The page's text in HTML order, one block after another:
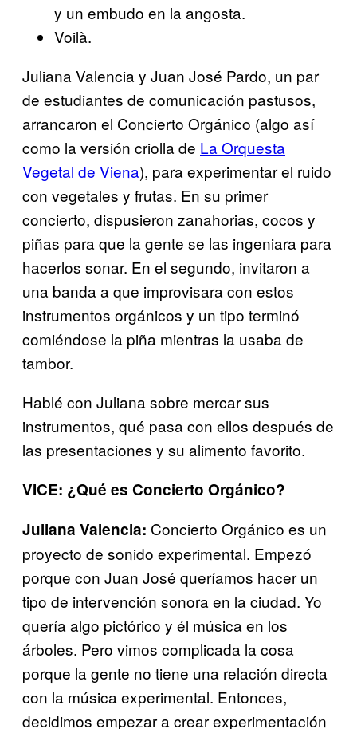
y un embudo en la angosta.
Voilà.
Juliana Valencia y Juan José Pardo, un par
de estudiantes de comunicación pastusos,
arrancaron el Concierto Orgánico (algo así
como la versión criolla de La Orquesta
Vegetal de Viena), para experimentar el ruido
con vegetales y frutas. En su primer
concierto, dispusieron zanahorias, cocos y
piñas para que la gente se las ingeniara para
hacerlos sonar. En el segundo, invitaron a
una banda a que improvisara con estos
instrumentos orgánicos y un tipo terminó
comiéndose la piña mientras la usaba de
tambor.
Hablé con Juliana sobre mercar sus
instrumentos, qué pasa con ellos después de
las presentaciones y su alimento favorito.
VICE: ¿Qué es Concierto Orgánico?
Juliana Valencia: Concierto Orgánico es un
proyecto de sonido experimental. Empezó
porque con Juan José queríamos hacer un
tipo de intervención sonora en la ciudad. Yo
quería algo pictórico y él música en los
árboles. Pero vimos complicada la cosa
porque la gente no tiene una relación directa
con la música experimental. Entonces,
decidimos empezar a crear experimentación